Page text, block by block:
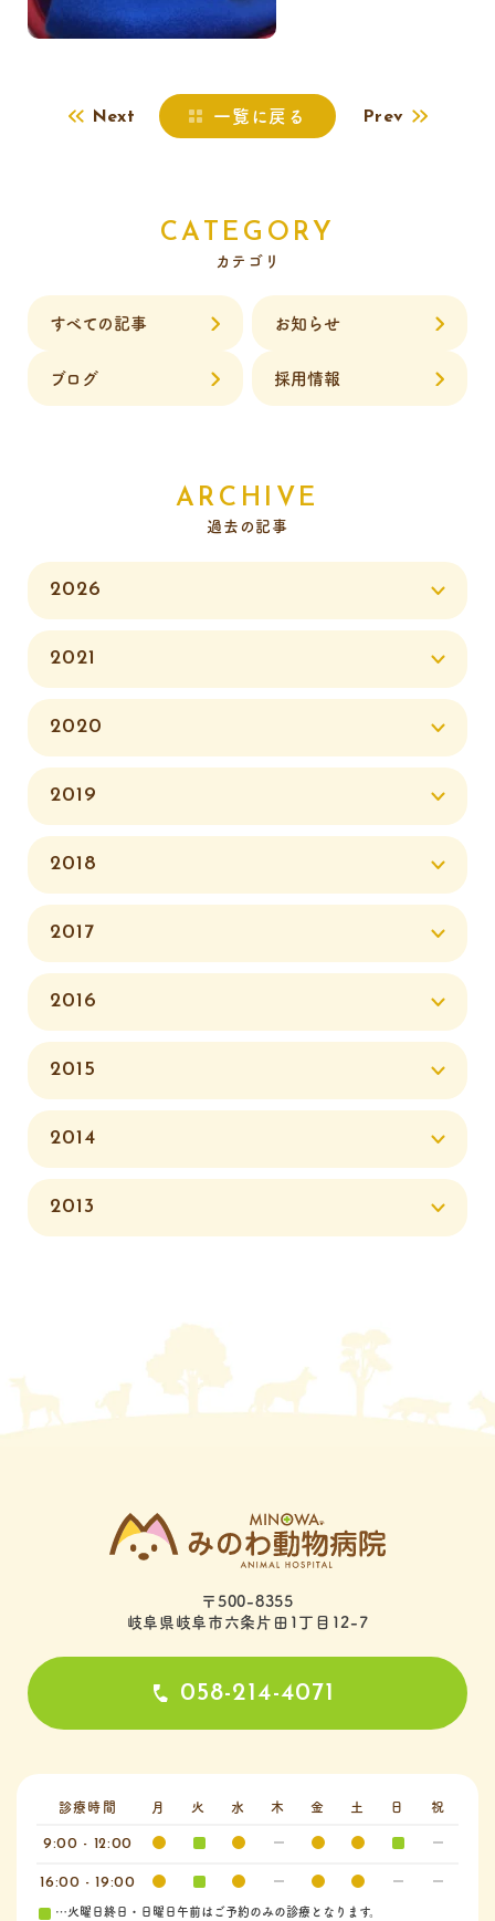
Next 一覧に戻る Prev
CATEGORY
カテゴリ
すべての記事 お知らせ
ブログ 採用情報
ARCHIVE
過去の記事
2026
2021
2020
2019
2018
2017
2016
2015
2014
2013
〒500-8355
岐阜県岐阜市六条片田1丁目12-7
058-214-4071
診療時間 月 火 水 木 金 土 日 祝
9:00 - 12:00
16:00 - 19:00
…火曜日終日・日曜日午前はご予約のみの診療となります。